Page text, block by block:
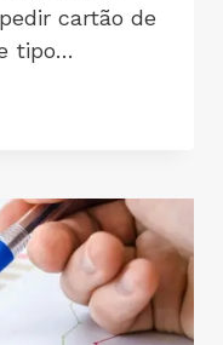
cartão de
tipo…